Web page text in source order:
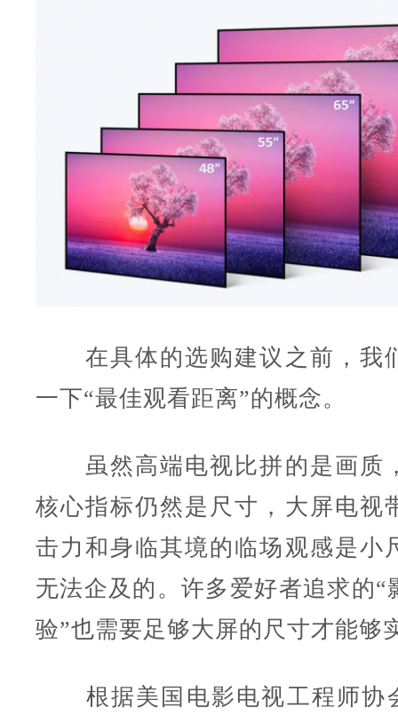
在具体的选购建议之前，我
一下“最佳观看距离”的概念。
虽然高端电视比拼的是画质
核心指标仍然是尺寸，大屏电视
击力和身临其境的临场观感是小
无法企及的。许多爱好者追求的“
验”也需要足够大屏的尺寸才能够
根据美国电影电视工程师协